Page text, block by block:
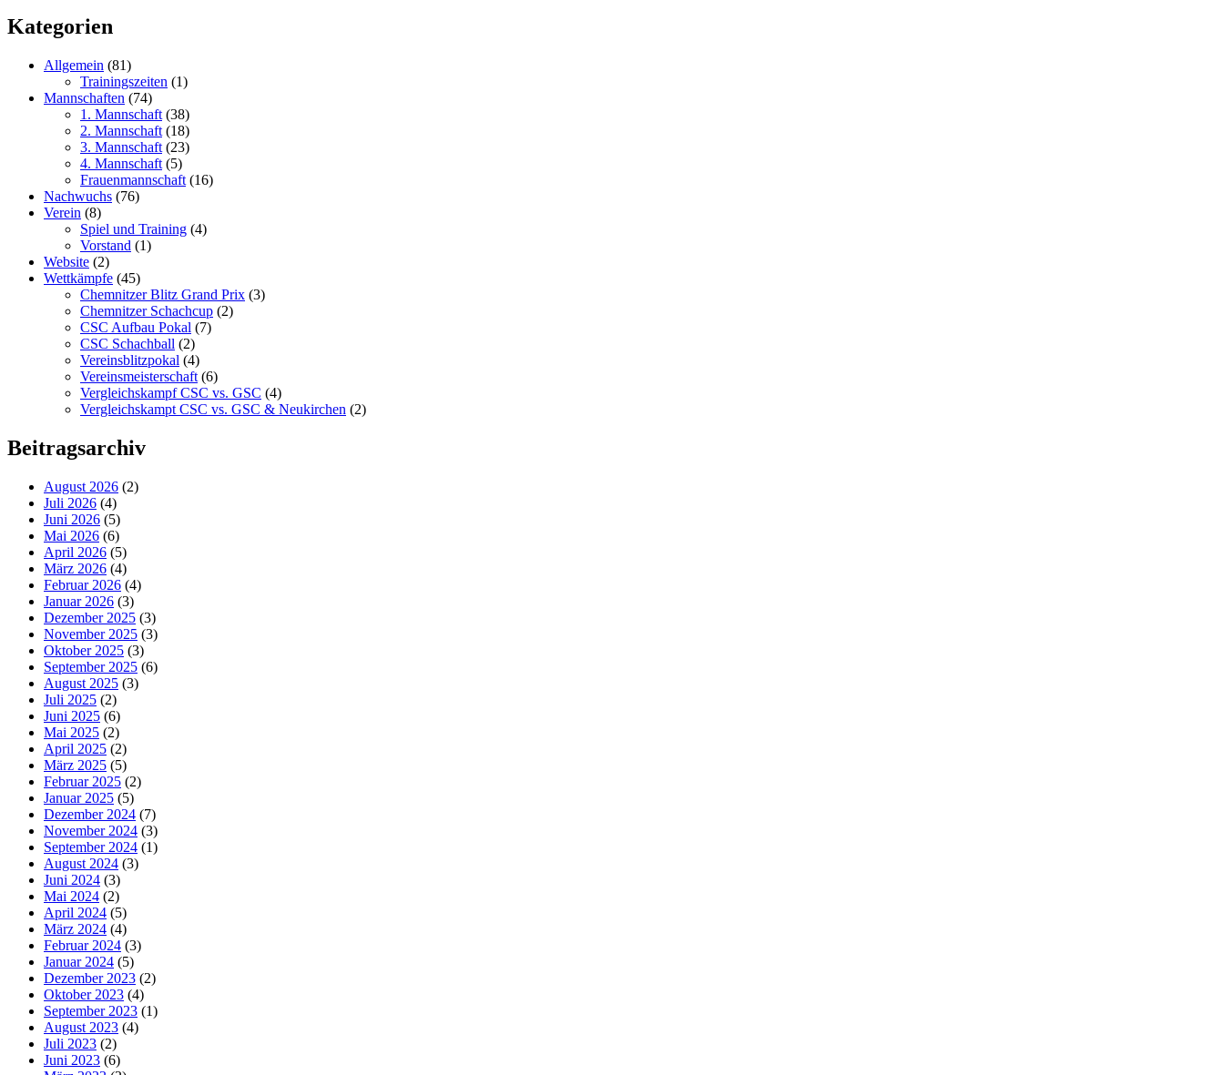
Kategorien
Allgemein (81)
Trainingszeiten (1)
Mannschaften (74)
1. Mannschaft (38)
2. Mannschaft (18)
3. Mannschaft (23)
4. Mannschaft (5)
Frauenmannschaft (16)
Nachwuchs (76)
Verein (8)
Spiel und Training (4)
Vorstand (1)
Website (2)
Wettkämpfe (45)
Chemnitzer Blitz Grand Prix (3)
Chemnitzer Schachcup (2)
CSC Aufbau Pokal (7)
CSC Schachball (2)
Vereinsblitzpokal (4)
Vereinsmeisterschaft (6)
Vergleichskampf CSC vs. GSC (4)
Vergleichskampt CSC vs. GSC & Neukirchen (2)
Beitragsarchiv
August 2026 (2)
Juli 2026 (4)
Juni 2026 (5)
Mai 2026 (6)
April 2026 (5)
März 2026 (4)
Februar 2026 (4)
Januar 2026 (3)
Dezember 2025 (3)
November 2025 (3)
Oktober 2025 (3)
September 2025 (6)
August 2025 (3)
Juli 2025 (2)
Juni 2025 (6)
Mai 2025 (2)
April 2025 (2)
März 2025 (5)
Februar 2025 (2)
Januar 2025 (5)
Dezember 2024 (7)
November 2024 (3)
September 2024 (1)
August 2024 (3)
Juni 2024 (3)
Mai 2024 (2)
April 2024 (5)
März 2024 (4)
Februar 2024 (3)
Januar 2024 (5)
Dezember 2023 (2)
Oktober 2023 (4)
September 2023 (1)
August 2023 (4)
Juli 2023 (2)
Juni 2023 (6)